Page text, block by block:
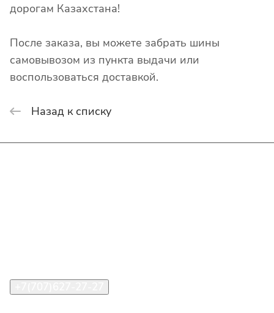
дорогам Казахстана!
После заказа, вы можете забрать шины
самовывозом из пункта выдачи или
воспользоваться доставкой.
Назад к списку